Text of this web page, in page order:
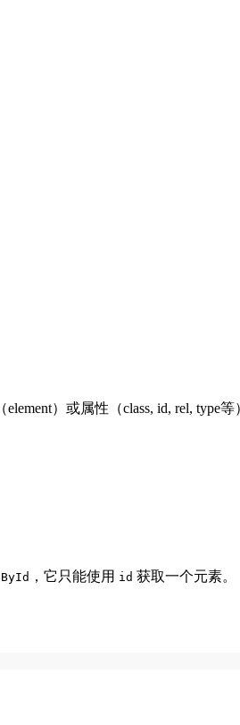
）或属性（class, id, rel,
，它只能使用 id 获取一个元素。